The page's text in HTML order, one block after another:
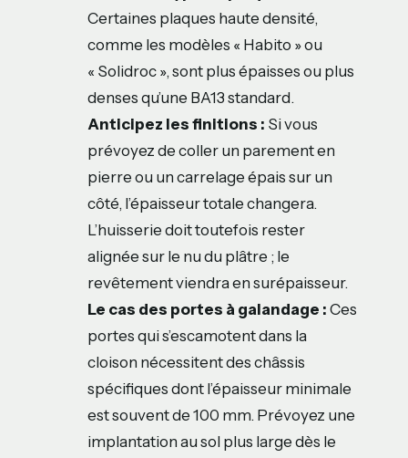
Certaines plaques haute densité,
comme les modèles « Habito » ou
« Solidroc », sont plus épaisses ou plus
denses qu’une BA13 standard.
Anticipez les finitions : Si vous
prévoyez de coller un parement en
pierre ou un carrelage épais sur un
côté, l’épaisseur totale changera.
L’huisserie doit toutefois rester
alignée sur le nu du plâtre ; le
revêtement viendra en surépaisseur.
Le cas des portes à galandage : Ces
portes qui s’escamotent dans la
cloison nécessitent des châssis
spécifiques dont l’épaisseur minimale
est souvent de 100 mm. Prévoyez une
implantation au sol plus large dès le